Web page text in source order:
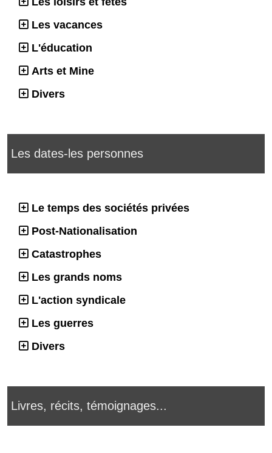
Les vacances
L'éducation
Arts et Mine
Divers
Les dates-les personnes
Le temps des sociétés privées
Post-Nationalisation
Catastrophes
Les grands noms
L'action syndicale
Les guerres
Divers
Livres, récits, témoignages...